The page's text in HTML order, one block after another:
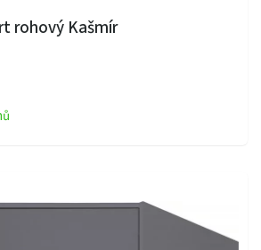
rohový Kašmír